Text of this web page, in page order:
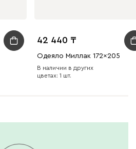
42 440
Одеяло Миллак 172x205
В наличии в других
цветах: 1 шт.